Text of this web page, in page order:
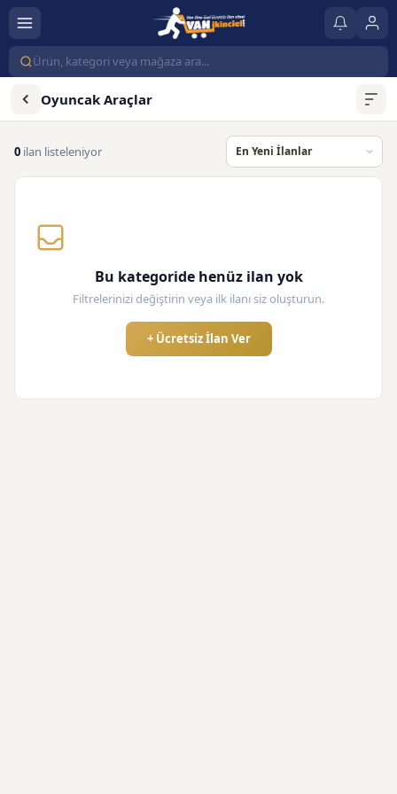
Oyuncak Araçlar
0 ilan listeleniyor
Bu kategoride henüz ilan yok
Filtrelerinizi değiştirin veya ilk ilanı siz oluşturun.
+ Ücretsiz İlan Ver